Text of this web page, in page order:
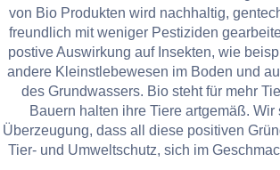
von Bio Produkten wird nachhaltig,
freundlich mit weniger Pestiziden
postive Auswirkung auf Insekten, wie
andere Kleinstlebewesen im Boden und
des Grundwassers. Bio steht für mehr
Bauern halten ihre Tiere artgemäß. Wir
Überzeugung, dass all diese positiven
Tier- und Umweltschutz, sich im